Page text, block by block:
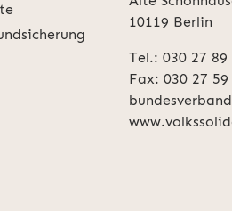
10119 Berlin
Tel.: 030 27 89
Fax: 030 27 59